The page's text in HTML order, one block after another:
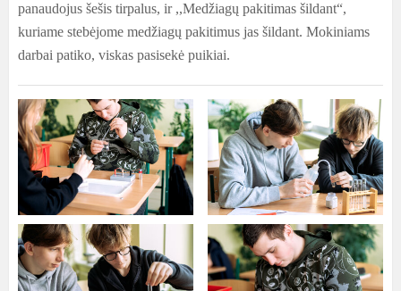
panaudojus šešis tirpalus, ir ,,Medžiagų pakitimas šildant“,
kuriame stebėjome medžiagų pakitimus jas šildant. Mokiniams
darbai patiko, viskas pasisekė puikiai.